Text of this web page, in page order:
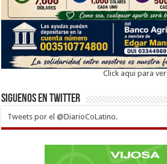
Click aqui para ver
Siguenos en twitter
Tweets por el @DiarioCoLatino.